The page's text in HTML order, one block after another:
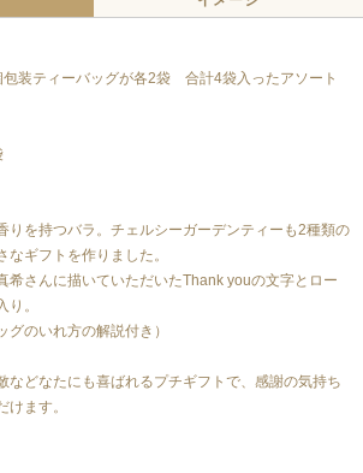
装ティーバッグが各2袋 合計4袋入ったアソート
りを持つバラ。チェルシーガーデンティーも2種類の
ギフトを作りました。
希さんに描いていただいたThank youの文字とロー
。
グのいれ方の解説付き）
などなたにも喜ばれるプチギフトで、感謝の気持ち
けます。